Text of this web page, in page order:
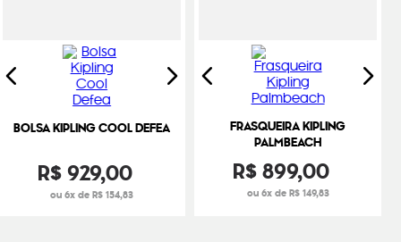
BOLSA KIPLING COOL DEFEA
R$929,00
ou 6x de R$ 154,83
FRASQUEIRA KIPLING
PALMBEACH
R$899,00
ou 6x de R$ 149,83